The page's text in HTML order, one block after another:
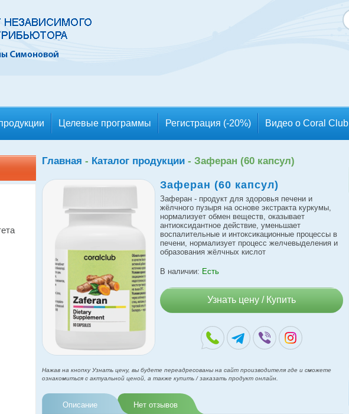
Целевые программы Регистрация (-20%) Видео о Coral Club
Главная - Каталог продукции - Заферан (60 капсул)
Заферан (60 капсул)
Заферан - продукт для здоровья печени и
жёлчного пузыря на основе экстракта куркумы,
нормализует обмен веществ, оказывает
антиоксидантное действие, уменьшает
воспалительные и интоксикационные процессы в
печени, нормализует процесс желчевыделения и
образования жёлчных кислот
В наличии: Есть
Узнать цену / Купить
Нажав на кнопку Узнать цену, вы будете переадресованы на сайт производителя где и сможете
ознакомиться с актуальной ценой, а также купить / заказать продукт онлайн.
Описание Нет отзывов